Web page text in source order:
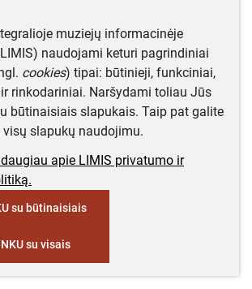
muziejų informacinėje
naudojami keturi pagrindiniai
cookies) tipai: būtinieji, funkciniai,
rinkodariniai. Naršydami toliau Jūs
būtinaisiais slapukais. Taip pat galite
slapukų naudojimu.
apie LIMIS privatumo ir
su būtinaisiais
su visais